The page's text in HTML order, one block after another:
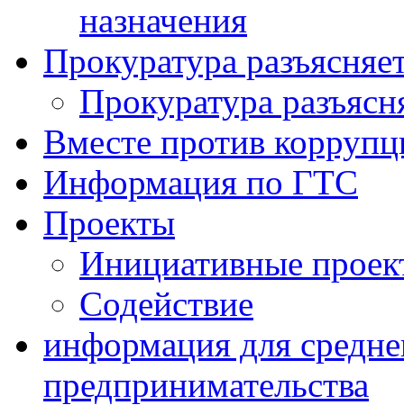
назначения
Прокуратура
Прокуратура
Вместе против
Информация по ГТС
Проекты
Инициативные
Содействие
информация для
предпринимательства